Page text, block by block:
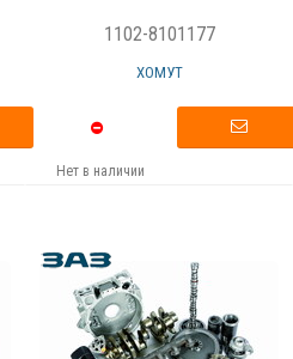
1102-8101177
ХОМУТ
Нет в наличии